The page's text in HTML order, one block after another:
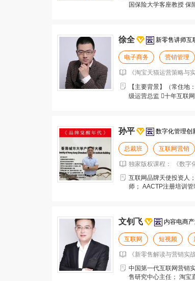
国保险大学客座教授 保
徐全 新零售讲师互
电子商务 营销管理
《淘宝天猫运营策略与
【主要背景】（常住地
级运营总监 十年互联
孙平 数字化管理创
总裁班 互联网营销
独家版权课程： 《数字
互联网品牌天使投资人
师； AACTP注册培训
文钊飞 内容电商
互联网 短视频
《新零售解读与营销实
中国第一代互联网营销
售研究中心主任； 淘宝